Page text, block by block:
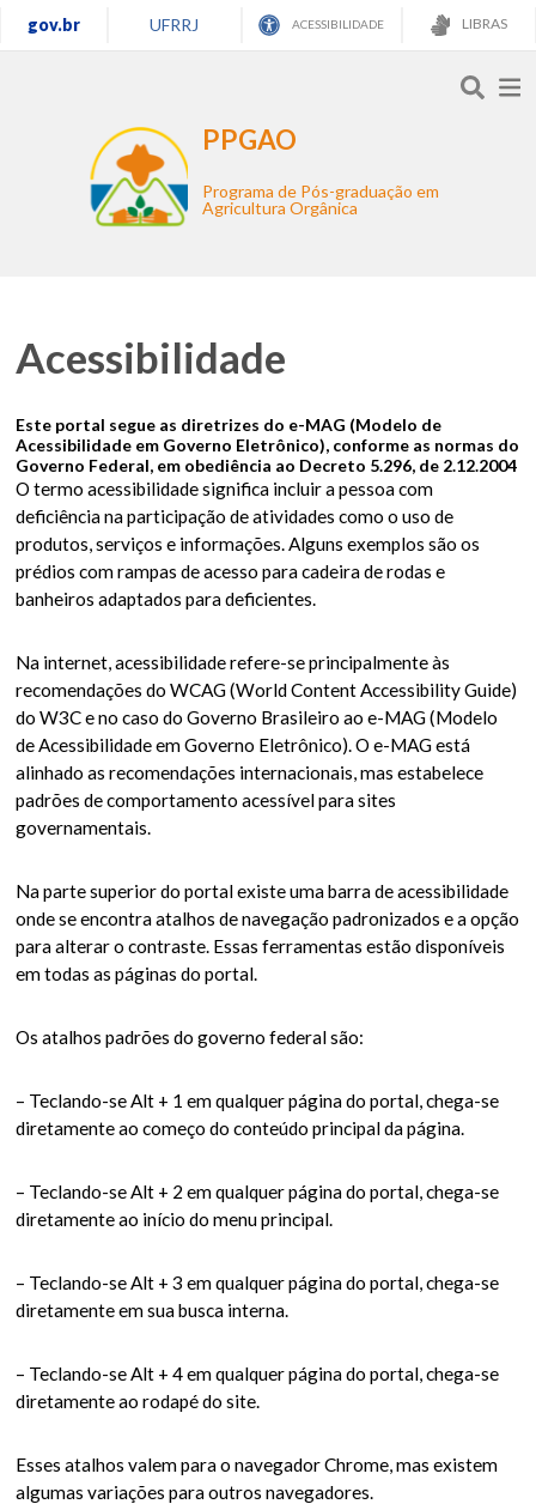
gov.br UFRRJ ACESSIBILIDADE LIBRAS
PPGAO
Programa de Pós-graduação em
Agricultura Orgânica
Acessibilidade
Este portal segue as diretrizes do e-MAG (Modelo de
Acessibilidade em Governo Eletrônico), conforme as normas do
Governo Federal, em obediência ao Decreto 5.296, de 2.12.2004
O termo acessibilidade significa incluir a pessoa com
deficiência na participação de atividades como o uso de
produtos, serviços e informações. Alguns exemplos são os
prédios com rampas de acesso para cadeira de rodas e
banheiros adaptados para deficientes.
Na internet, acessibilidade refere-se principalmente às
recomendações do WCAG (World Content Accessibility Guide)
do W3C e no caso do Governo Brasileiro ao e-MAG (Modelo
de Acessibilidade em Governo Eletrônico). O e-MAG está
alinhado as recomendações internacionais, mas estabelece
padrões de comportamento acessível para sites
governamentais.
Na parte superior do portal existe uma barra de acessibilidade
onde se encontra atalhos de navegação padronizados e a opção
para alterar o contraste. Essas ferramentas estão disponíveis
em todas as páginas do portal.
Os atalhos padrões do governo federal são:
– Teclando-se Alt + 1 em qualquer página do portal, chega-se
diretamente ao começo do conteúdo principal da página.
– Teclando-se Alt + 2 em qualquer página do portal, chega-se
diretamente ao início do menu principal.
– Teclando-se Alt + 3 em qualquer página do portal, chega-se
diretamente em sua busca interna.
– Teclando-se Alt + 4 em qualquer página do portal, chega-se
diretamente ao rodapé do site.
Esses atalhos valem para o navegador Chrome, mas existem
algumas variações para outros navegadores.